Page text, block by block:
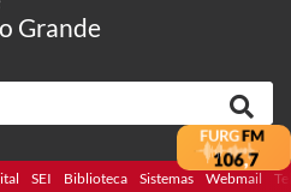
Grande
SEI Biblioteca Sistemas Webmail